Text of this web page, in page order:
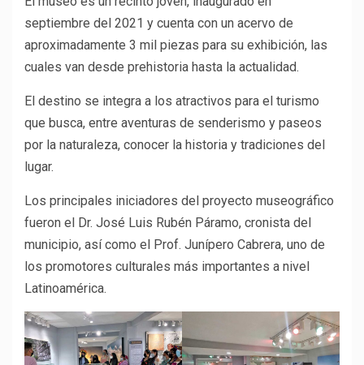
septiembre del 2021 y cuenta con un acervo de
aproximadamente 3 mil piezas para su exhibición, las
cuales van desde prehistoria hasta la actualidad.
El destino se integra a los atractivos para el turismo
que busca, entre aventuras de senderismo y paseos
por la naturaleza, conocer la historia y tradiciones del
lugar.
Los principales iniciadores del proyecto museográfico
fueron el Dr. José Luis Rubén Páramo, cronista del
municipio, así como el Prof. Junípero Cabrera, uno de
los promotores culturales más importantes a nivel
Latinoamérica.